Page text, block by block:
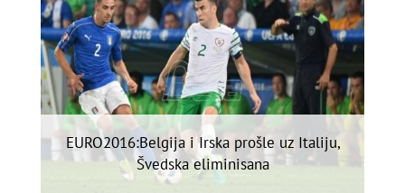
EURO2016:Belgija i Irska prošle uz Italiju,
Švedska eliminisana